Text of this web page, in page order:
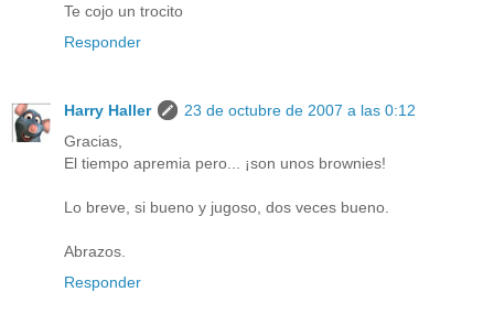
Te cojo un trocito
Responder
Harry Haller
23 de octubre de 2007 a las 0:12
Gracias,
El tiempo apremia pero... ¡son unos brownies!
Lo breve, si bueno y jugoso, dos veces bueno.
Abrazos.
Responder